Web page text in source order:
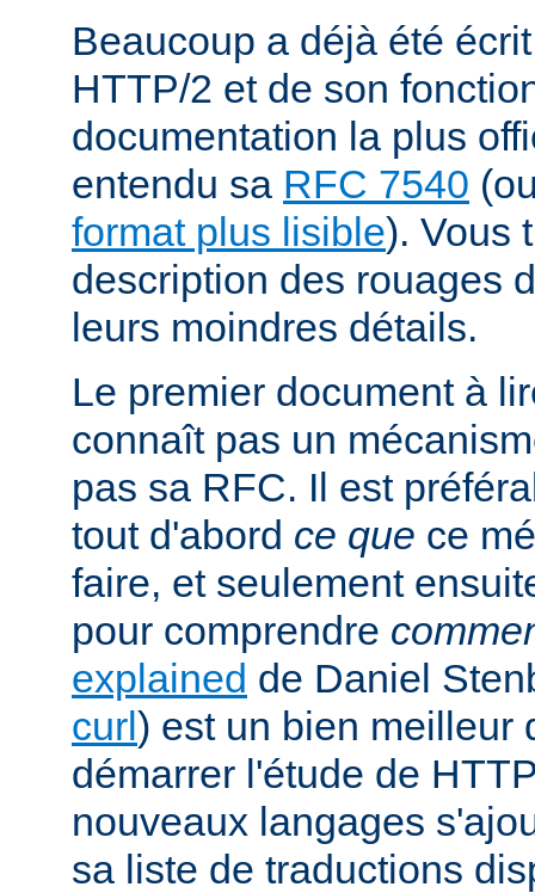
Beaucoup a déjà été
HTTP/2 et de son
documentation la plus
entendu sa RFC 7540
format plus lisible). Vous
description des rouages
leurs moindres détails.
Le premier document à
connaît pas un
pas sa RFC. Il est
tout d'abord ce que ce
faire, et seulement
pour comprendre
explained de Daniel
curl) est un bien meilleur
démarrer l'étude de
nouveaux langages
sa liste de traductions